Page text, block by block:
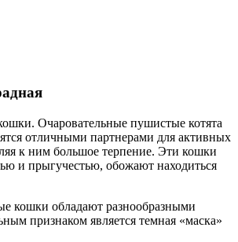
Очаровательные пушистые котята
отличными партнерами для активных
к ним большое терпение. Эти кошки
и прыгучестью, обожают находиться
кошки обладают разнообразными
признаком является темная «маска»